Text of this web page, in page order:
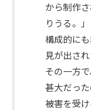
から制作
りうる。
構成的に
見が出され
その一方
甚大だっ
被害を受